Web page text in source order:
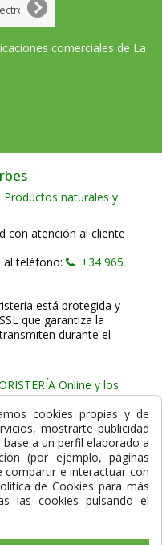
comerciales de La
naturales y
con atención al cliente
al teléfono:
+34 965
está protegida y
que garantiza la
durante el
Online y los
de les Herbes.
- Tiendas online
cookies propias y de
mostrarte publicidad
a un perfil elaborado a
(por ejemplo, páginas
compartir e interactuar con
de Cookies para más
las cookies pulsando el